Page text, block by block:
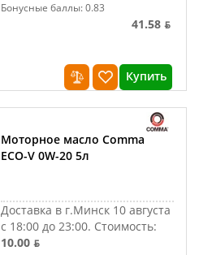
Бонусные баллы: 0.83
41.58 ƃ
Купить
Моторное масло Comma
ECO-V 0W-20 5л
Доставка в г.Минск 10 августа
с 18:00 до 23:00. Стоимость:
10.00 ƃ